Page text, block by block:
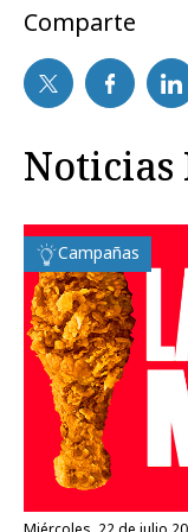
Comparte
Noticias
Campañas